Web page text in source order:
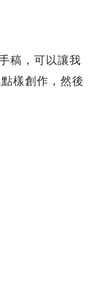
稿，可以讓我
樣創作，然後